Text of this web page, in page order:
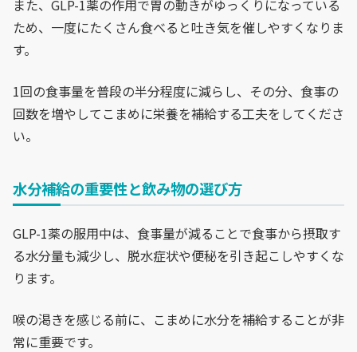
また、GLP-1薬の作用で胃の動きがゆっくりになっている
ため、一度にたくさん食べると吐き気を催しやすくなりま
す。
1回の食事量を普段の半分程度に減らし、その分、食事の
回数を増やしてこまめに栄養を補給する工夫をしてくださ
い。
水分補給の重要性と飲み物の選び方
GLP-1薬の服用中は、食事量が減ることで食事から摂取す
る水分量も減少し、脱水症状や便秘を引き起こしやすくな
ります。
喉の渇きを感じる前に、こまめに水分を補給することが非
常に重要です。